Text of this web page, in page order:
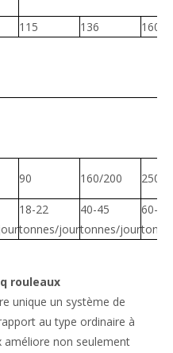
115 136
160
90 160/200 250
18-22
tonnes/jour
40-45
tonnes/jour
60-65
rouleaux
unique un système de
au type ordinaire à
améliore non seulement